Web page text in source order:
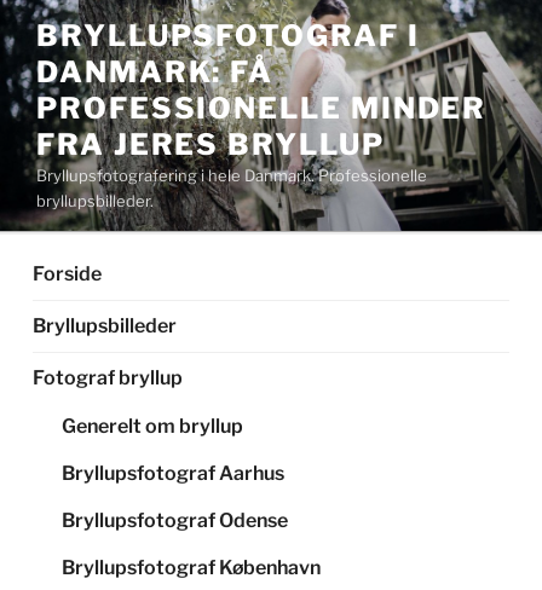
Videre
til
indhold
BRYLLUPSFOTOGRAF I
DANMARK: FÅ
PROFESSIONELLE MINDER
FRA JERES BRYLLUP
Bryllupsfotografering i hele Danmark. Professionelle
bryllupsbilleder.
Forside
Bryllupsbilleder
Fotograf bryllup
Generelt om bryllup
Bryllupsfotograf Aarhus
Bryllupsfotograf Odense
Bryllupsfotograf København